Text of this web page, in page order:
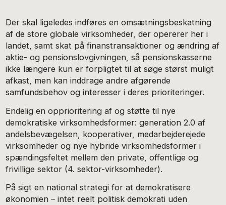
Der skal ligeledes indføres en omsætningsbeskatning
af de store globale virksomheder, der opererer her i
landet, samt skat på finanstransaktioner og ændring af
aktie- og pensionslovgivningen, så pensionskasserne
ikke længere kun er forpligtet til at søge størst muligt
afkast, men kan inddrage andre afgørende
samfundsbehov og interesser i deres prioriteringer.
Endelig en opprioritering af og støtte til nye
demokratiske virksomhedsformer: generation 2.0 af
andelsbevægelsen, kooperativer, medarbejderejede
virksomheder og nye hybride virksomhedsformer i
spændingsfeltet mellem den private, offentlige og
frivillige sektor (4. sektor-virksomheder).
På sigt en national strategi for at demokratisere
økonomien – intet reelt politisk demokrati uden